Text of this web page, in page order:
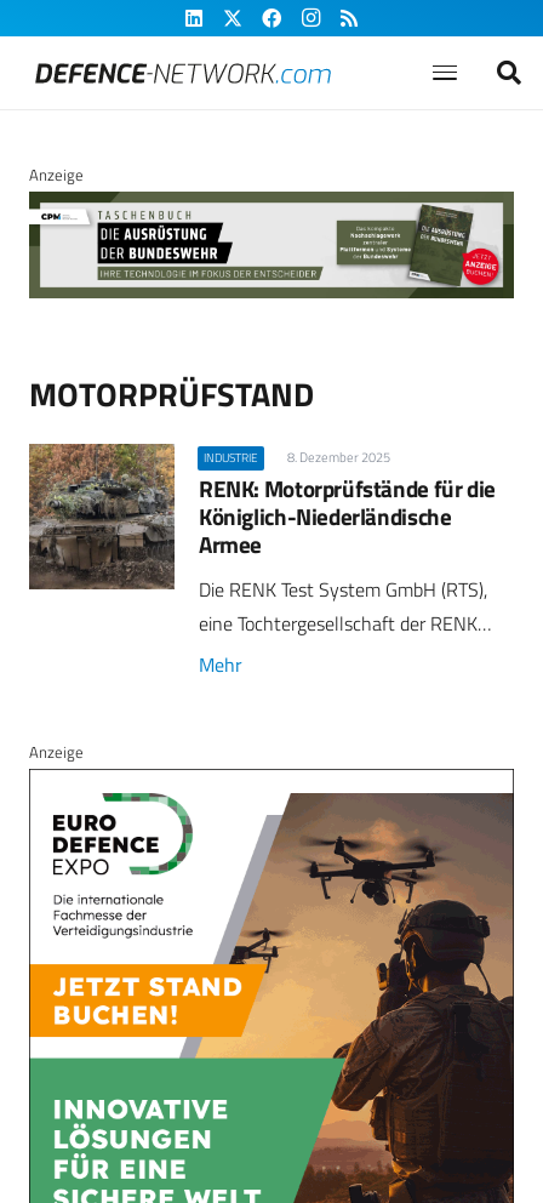
Anzeige
MOTORPRÜFSTAND
INDUSTRIE 8. Dezember 2025
RENK: Motorprüfstände für die
Königlich-Niederländische
Armee
Die RENK Test System GmbH (RTS),
eine Tochtergesellschaft der RENK…
Mehr
Anzeige